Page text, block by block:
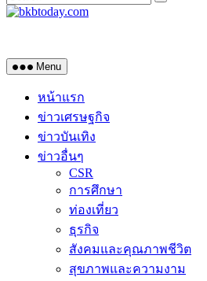
Menu
หน้าแรก
ข่าวเศรษฐกิจ
ข่าวบันเทิง
ข่าวอื่นๆ
CSR
การศึกษา
ท่องเที่ยว
ธุรกิจ
สังคมและคุณภาพชีวิต
สุขภาพและความงาม